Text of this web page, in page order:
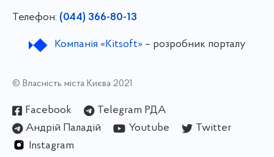
Телефон: (044) 366-80-13
Компанія «Kitsoft»– розробник порталу
© Власність міста Києва 2021
Facebook
Telegram РДА
Андрій Паладій
Youtube
Twitter
Instagram